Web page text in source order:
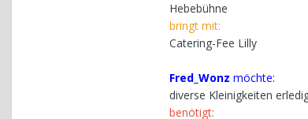
Hebebühne
bringt mit:
Catering-Fee Lilly
Fred_Wonz möchte:
diverse Kleinigkeiten
benötigt: